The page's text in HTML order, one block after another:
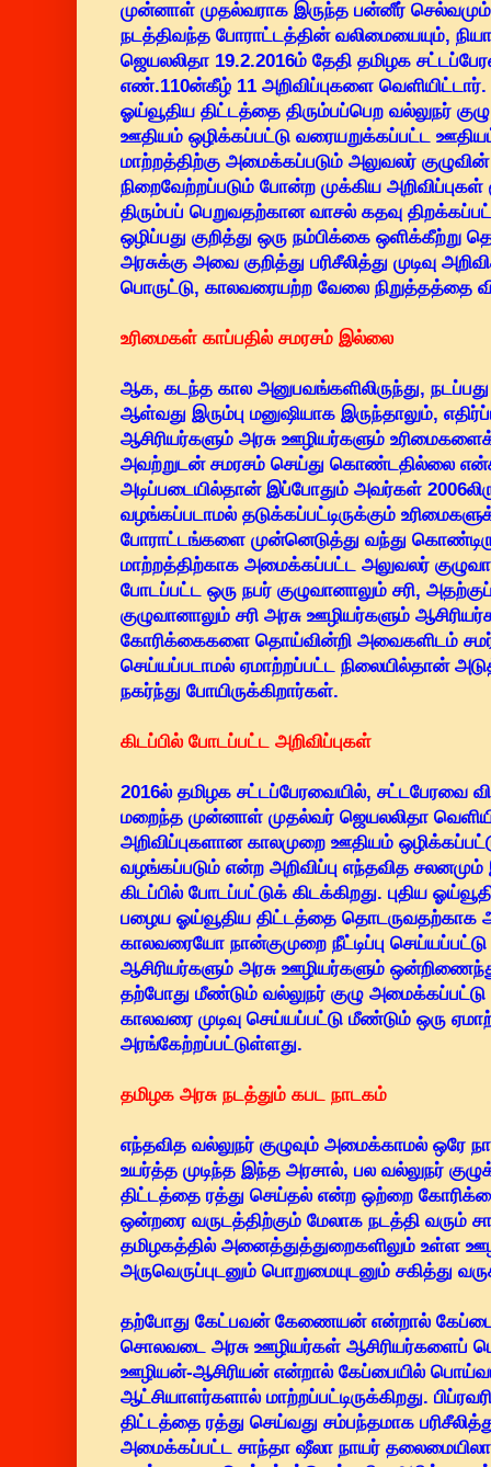
முன்னாள் முதல்வராக இருந்த பன்னீர்
நடத்திவந்த போராட்டத்தின் வலிமையையும்,
ஜெயலலிதா 19.2.2016ம் தேதி தமிழக
எண்.110ன்கீழ் 11 அறிவிப்புகளை வெளியிட்டார்.
ஓய்வூதிய திட்டத்தை திரும்பப்பெற வல்லுநர்
ஊதியம் ஒழிக்கப்பட்டு வரையறுக்கப்பட்ட
மாற்றத்திற்கு அமைக்கப்படும் அலுவலர் குழுவின்
நிறைவேற்றப்படும் போன்ற முக்கிய அறிவிப்புகள்
திரும்பப் பெறுவதற்கான வாசல் கதவு
ஒழிப்பது குறித்து ஒரு நம்பிக்கை ஒளிக்கீற்று
அரசுக்கு அவை குறித்து பரிசீலித்து முடிவு
பொருட்டு, காலவரையற்ற வேலை
உரிமைகள் காப்பதில் சமரசம் இல்லை
ஆக, கடந்த கால அனுபவங்களிலிருந்து,
ஆள்வது இரும்பு மனுஷியாக இருந்தாலும்,
ஆசிரியர்களும் அரசு ஊழியர்களும் உரிமைகளைக்
அவற்றுடன் சமரசம் செய்து கொண்டதில்லை
அடிப்படையில்தான் இப்போதும் அவர்கள்
வழங்கப்படாமல் தடுக்கப்பட்டிருக்கும்
போராட்டங்களை முன்னெடுத்து வந்து
மாற்றத்திற்காக அமைக்கப்பட்ட அலுவலர்
போடப்பட்ட ஒரு நபர் குழுவானாலும் சரி,
குழுவானாலும் சரி அரசு ஊழியர்களும்
கோரிக்கைகளை தொய்வின்றி அவைகளிடம்
செய்யப்படாமல் ஏமாற்றப்பட்ட நிலையில்தான்
நகர்ந்து போயிருக்கிறார்கள்.
கிடப்பில் போடப்பட்ட அறிவிப்புகள்
2016ல் தமிழக சட்டப்பேரவையில், சட்டபேரவை
மறைந்த முன்னாள் முதல்வர் ஜெயலலிதா
அறிவிப்புகளான காலமுறை ஊதியம்
வழங்கப்படும் என்ற அறிவிப்பு எந்தவித
கிடப்பில் போடப்பட்டுக் கிடக்கிறது. புதிய
பழைய ஓய்வூதிய திட்டத்தை தொடருவதற்காக
காலவரையோ நான்குமுறை நீட்டிப்பு
ஆசிரியர்களும் அரசு ஊழியர்களும்
தற்போது மீண்டும் வல்லுநர் குழு
காலவரை முடிவு செய்யப்பட்டு மீண்டும் ஒரு
அரங்கேற்றப்பட்டுள்ளது.
தமிழக அரசு நடத்தும் கபட நாடகம்
எந்தவித வல்லுநர் குழுவும் அமைக்காமல் ஒரே
உயர்த்த முடிந்த இந்த அரசால், பல வல்லுநர்
திட்டத்தை ரத்து செய்தல் என்ற ஒற்றை
ஒன்றரை வருடத்திற்கும் மேலாக நடத்தி வரும்
தமிழகத்தில் அனைத்துத்துறைகளிலும் உள்ள
அருவெருப்புடனும் பொறுமையுடனும் சகித்து
தற்போது கேட்பவன் கேணையன் என்றால்
சொலவடை அரசு ஊழியர்கள் ஆசிரியர்களைப்
ஊழியன்-ஆசிரியன் என்றால் கேப்பையில்
ஆட்சியாளர்களால் மாற்றப்பட்டிருக்கிறது.
திட்டத்தை ரத்து செய்வது சம்பந்தமாக
அமைக்கப்பட்ட சாந்தா ஷீலா நாயர் தலைமையிலான